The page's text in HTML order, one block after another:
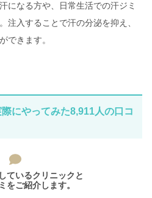
になる方や、日常生活での汗ジミ
注入することで汗の分泌を抑え、
できます。
にやってみた8,911人の口コ
ているクリニックと
をご紹介します。